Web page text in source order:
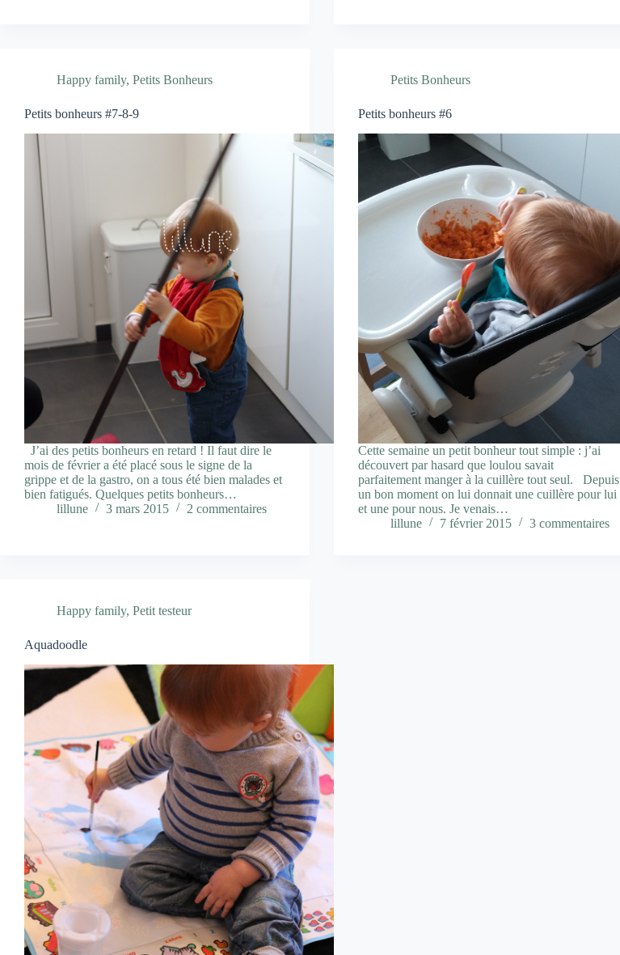
Happy family, Petits Bonheurs
Petits bonheurs #7-8-9
J’ai des petits bonheurs en retard ! Il faut dire le
mois de février a été placé sous le signe de la
grippe et de la gastro, on a tous été bien malades et
bien fatigués. Quelques petits bonheurs…
lillune
3 mars 2015 2 commentaires
Petits Bonheurs
Petits bonheurs #6
Cette semaine un petit bonheur tout simple : j’ai
découvert par hasard que loulou savait
parfaitement manger à la cuillère tout seul. Depuis
un bon moment on lui donnait une cuillère pour lui
et une pour nous. Je venais…
lillune
7 février 2015 3 commentaires
Happy family, Petit testeur
Aquadoodle